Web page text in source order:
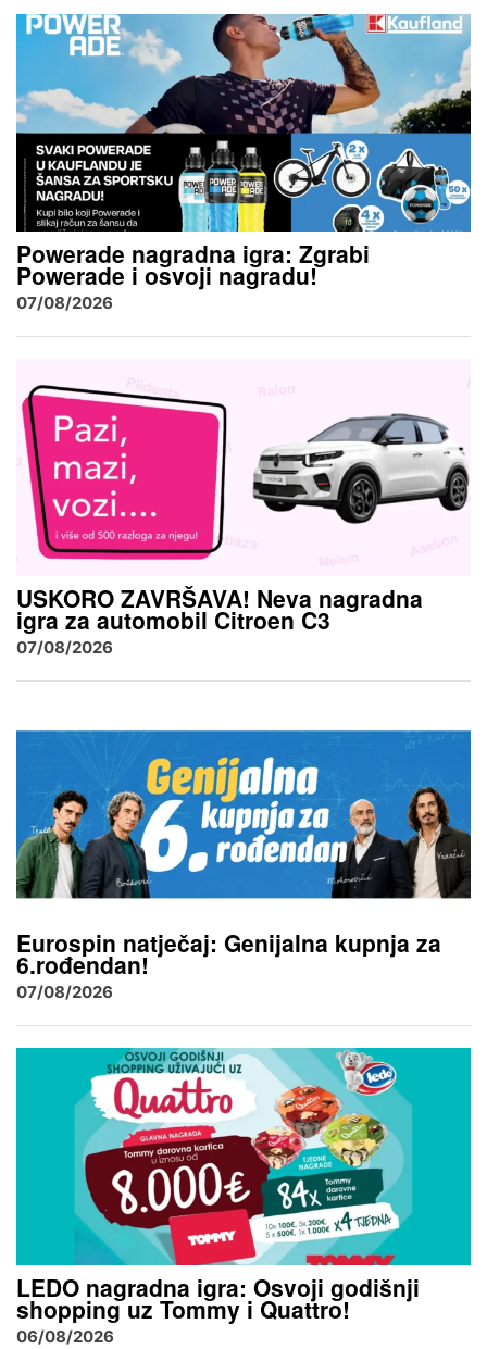
Powerade nagradna igra: Zgrabi
Powerade i osvoji nagradu!
07/08/2026
USKORO ZAVRŠAVA! Neva nagradna
igra za automobil Citroen C3
07/08/2026
Eurospin natječaj: Genijalna kupnja za
6.rođendan!
07/08/2026
LEDO nagradna igra: Osvoji godišnji
shopping uz Tommy i Quattro!
06/08/2026